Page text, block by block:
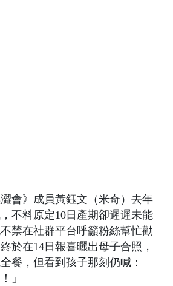
會》成員黃鈺文（米奇）去年
不料原定10日產期卻遲遲未能
禁在社群平台呼籲粉絲幫忙勸
於在14日報喜曬出母子合照，
餐，但看到孩子那刻仍喊：
」